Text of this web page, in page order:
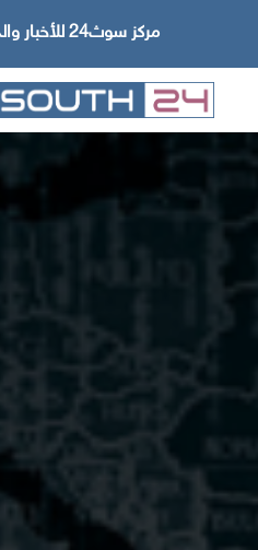
مركز سوث24 للأخبار والدراسات